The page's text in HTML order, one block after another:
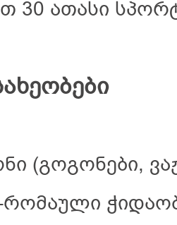
30 ათასი
(გოგონები,
რომაული